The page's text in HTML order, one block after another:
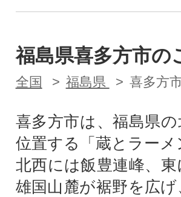
福島県喜多方市の
全国 福島県 喜多方
喜多方市は、福島県
位置する「蔵とラー
北西には飯豊連峰、
雄国山麓が裾野を広